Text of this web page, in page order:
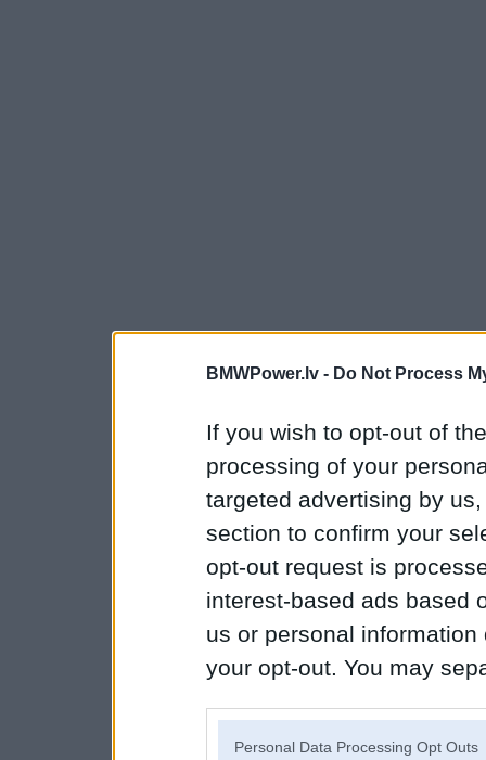
BMWPower.lv - Do Not Process
If you wish to opt-out of
processing of your
targeted advertising by
section to confirm your
opt-out request is
interest-based ads based
us or personal
your opt-out. You may
Personal Data Processing Opt Outs